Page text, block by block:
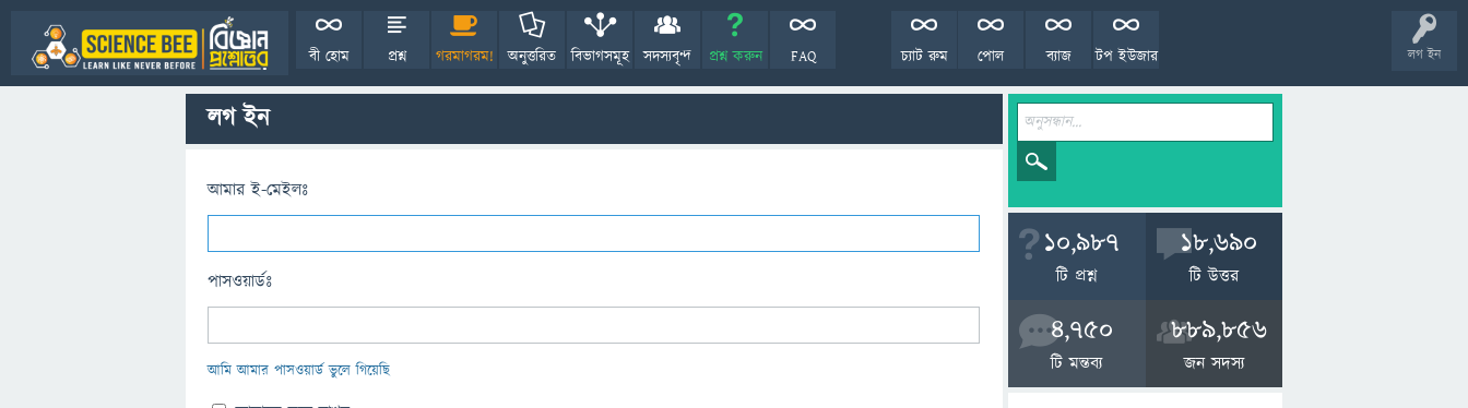
লগ ইন
বী হোম প্রশ্ন গরমাগরম! অনুত্তরিত বিভাগসমূহ সদস্যবৃন্দ প্রশ্ন করুন FAQ টপ ইউজার
ব্যাজ
পোল
চ্যাট রুম
লগ ইন
আমার ই-মেইলঃ
পাসওয়ার্ডঃ
আমি আমার পাসওয়ার্ড ভুলে গিয়েছি
10,987
টি প্রশ্ন
18,690
টি উত্তর
4,750
টি মন্তব্য
889,856
জন সদস্য